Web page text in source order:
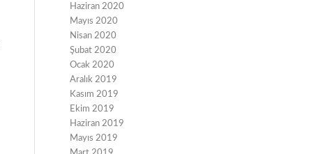
Haziran 2020
Mayıs 2020
Nisan 2020
Şubat 2020
Ocak 2020
Aralık 2019
Kasım 2019
Ekim 2019
Haziran 2019
Mayıs 2019